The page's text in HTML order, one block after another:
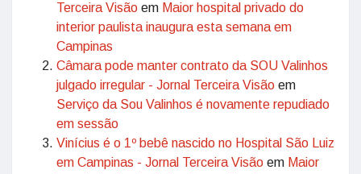
Terceira Visão em Maior hospital privado do
interior paulista inaugura esta semana em
Campinas
Câmara pode manter contrato da SOU Valinhos
julgado irregular - Jornal Terceira Visão em
Serviço da Sou Valinhos é novamente repudiado
em sessão
Vinícius é o 1º bebê nascido no Hospital São Luiz
em Campinas - Jornal Terceira Visão em Maior